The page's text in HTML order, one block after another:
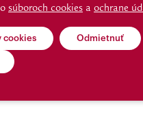
súboroch cookies a ochrane
cookies Odmietnuť
6280 2702
I Made by Visibility